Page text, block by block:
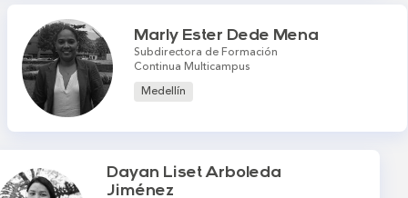
Marly Ester Dede Mena
Subdirectora de Formación
Continua Multicampus
Medellín
Dayan Liset Arboleda
Jiménez